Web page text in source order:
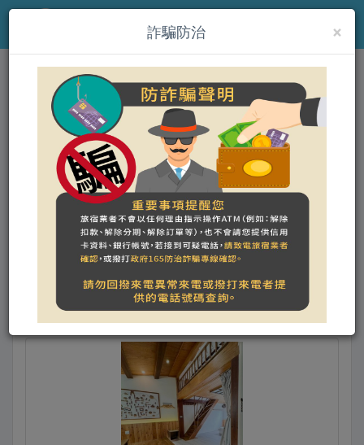
MENU
(th)慢步南國 雙包棟民宿
營登名稱：
合法民宿 臺南市449號
入住日期 - 退房日期
搜尋
×
詐騙防治